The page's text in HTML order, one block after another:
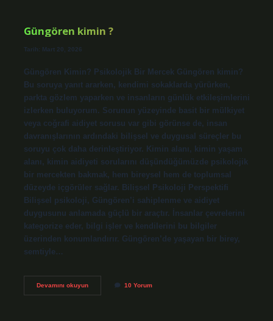
Güngören kimin ?
Tarih: Mart 20, 2026
Güngören Kimin? Psikolojik Bir Mercek Güngören kimin?
Bu soruya yanıt ararken, kendimi sokaklarda yürürken,
parkta gözlem yaparken ve insanların günlük etkileşimlerini
izlerken buluyorum. Sorunun yüzeyinde basit bir mülkiyet
veya coğrafi aidiyet sorusu var gibi görünse de, insan
davranışlarının ardındaki bilişsel ve duygusal süreçler bu
soruyu çok daha derinleştiriyor. Kimin alanı, kimin yaşam
alanı, kimin aidiyeti sorularını düşündüğümüzde psikolojik
bir mercekten bakmak, hem bireysel hem de toplumsal
düzeyde içgörüler sağlar. Bilişsel Psikoloji Perspektifi
Bilişsel psikoloji, Güngören’i sahiplenme ve aidiyet
duygusunu anlamada güçlü bir araçtır. İnsanlar çevrelerini
kategorize eder, bilgi işler ve kendilerini bu bilgiler
üzerinden konumlandırır. Güngören’de yaşayan bir birey,
semtiyle…
Devamını okuyunGüngören
10 Yorum